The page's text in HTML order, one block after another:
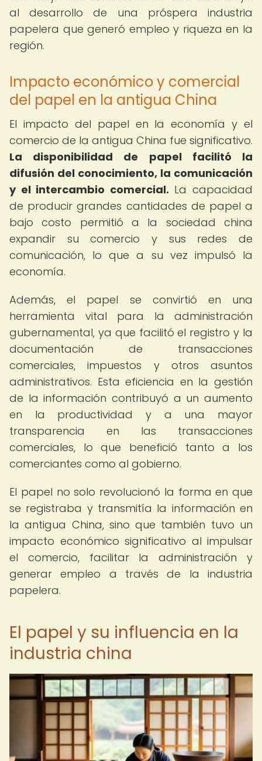
al desarrollo de una próspera industria
papelera que generó empleo y riqueza en la
región.
Impacto económico y comercial
del papel en la antigua China
El impacto del papel en la economía y el
comercio de la antigua China fue significativo.
La disponibilidad de papel facilitó la
difusión del conocimiento, la comunicación
y el intercambio comercial. La capacidad
de producir grandes cantidades de papel a
bajo costo permitió a la sociedad china
expandir su comercio y sus redes de
comunicación, lo que a su vez impulsó la
economía.
Además, el papel se convirtió en una
herramienta vital para la administración
gubernamental, ya que facilitó el registro y la
documentación de transacciones
comerciales, impuestos y otros asuntos
administrativos. Esta eficiencia en la gestión
de la información contribuyó a un aumento
en la productividad y a una mayor
transparencia en las transacciones
comerciales, lo que benefició tanto a los
comerciantes como al gobierno.
El papel no solo revolucionó la forma en que
se registraba y transmitía la información en
la antigua China, sino que también tuvo un
impacto económico significativo al impulsar
el comercio, facilitar la administración y
generar empleo a través de la industria
papelera.
El papel y su influencia en la
industria china